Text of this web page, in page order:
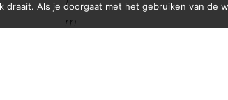
Als je doorgaat met het gebruiken van de